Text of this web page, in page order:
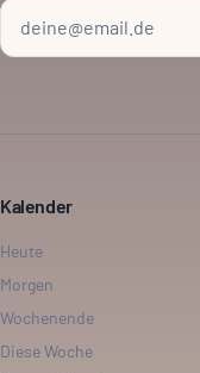
Kalender
Heute
Morgen
Wochenende
Diese Woche